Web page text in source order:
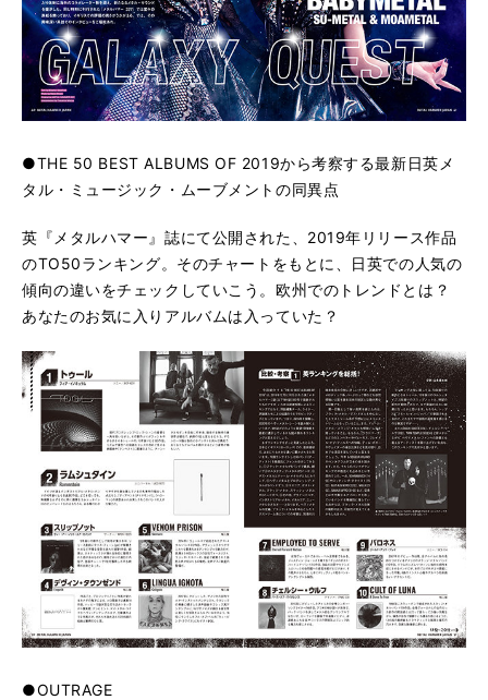
●THE 50 BEST ALBUMS OF 2019から考察する最新日英メ
タル・ミュージック・ムーブメントの同異点
英『メタルハマー』誌にて公開された、2019年リリース作品
のTO50ランキング。そのチャートをもとに、日英での人気の
傾向の違いをチェックしていこう。欧州でのトレンドとは？
あなたのお気に入りアルバムは入っていた？
●OUTRAGE